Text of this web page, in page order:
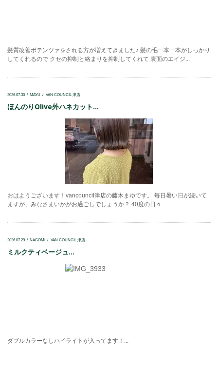
髪質改善ポテンツァをされる方が増えてきました♪ 髪の毛一本一本がしっかり
してくれるので クセの抑制と絡まりを抑制してくれて 表面のエイジ...
2026.07.30 MAYU VAN COUNCIL 津店
ほんのりOlive外ハネカット...
おはようございます！vancouncil津店の藤木まゆです。 毎日暑い日が続いて
ますが、みなさまいかがお過ごしでしょうか？ 40度の日々...
2026.07.29 NAGOMI VAN COUNCIL 津店
ミルクティベージュ...
ダブルカラーなしハイライトが入ってます！...